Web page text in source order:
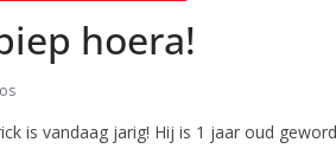
hoera!
is vandaag jarig! Hij is 1 jaar oud